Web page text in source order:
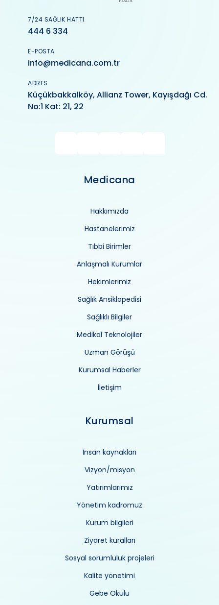
7/24 SAĞLIK HATTI
444 6 334
E-POSTA
info@medicana.com.tr
ADRES
Küçükbakkalköy, Allianz Tower, Kayışdağı Cd.
No:1 Kat: 21, 22
Medicana
Hakkımızda
Hastanelerimiz
Tıbbi Birimler
Anlaşmalı Kurumlar
Hekimlerimiz
Sağlık Ansiklopedisi
Sağlıklı Bilgiler
Medikal Teknolojiler
Uzman Görüşü
Kurumsal Haberler
İletişim
Kurumsal
İnsan kaynakları
Vizyon/misyon
Yatırımlarımız
Yönetim kadromuz
Kurum bilgileri
Ziyaret kuralları
Sosyal sorumluluk projeleri
Kalite yönetimi
Gebe Okulu